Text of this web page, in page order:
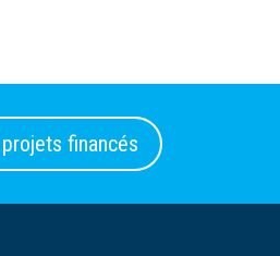
financés